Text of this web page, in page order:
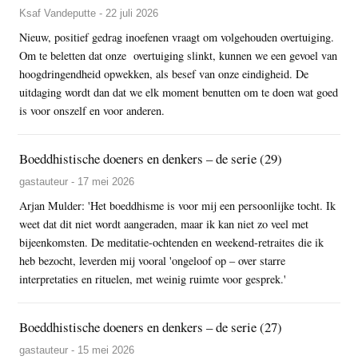
Ksaf Vandeputte - 22 juli 2026
Nieuw, positief gedrag inoefenen vraagt om volgehouden overtuiging.
Om te beletten dat onze overtuiging slinkt, kunnen we een gevoel van
hoogdringendheid opwekken, als besef van onze eindigheid. De
uitdaging wordt dan dat we elk moment benutten om te doen wat goed
is voor onszelf en voor anderen.
Boeddhistische doeners en denkers – de serie (29)
gastauteur - 17 mei 2026
Arjan Mulder: 'Het boeddhisme is voor mij een persoonlijke tocht. Ik
weet dat dit niet wordt aangeraden, maar ik kan niet zo veel met
bijeenkomsten. De meditatie-ochtenden en weekend-retraites die ik
heb bezocht, leverden mij vooral 'ongeloof op – over starre
interpretaties en rituelen, met weinig ruimte voor gesprek.'
Boeddhistische doeners en denkers – de serie (27)
gastauteur - 15 mei 2026